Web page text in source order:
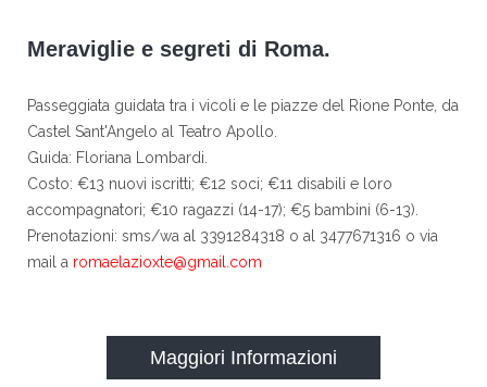
Meraviglie e segreti di Roma.
Passeggiata guidata tra i vicoli e le piazze del Rione Ponte, da
Castel Sant'Angelo al Teatro Apollo.
Guida: Floriana Lombardi.
Costo: €13 nuovi iscritti; €12 soci; €11 disabili e loro
accompagnatori; €10 ragazzi (14-17); €5 bambini (6-13).
Prenotazioni: sms/wa al 3391284318 o al 3477671316 o via
mail a romaelazioxte@gmail.com
Maggiori Informazioni